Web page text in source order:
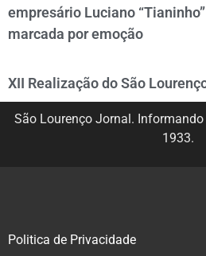
empresário Luciano
marcada por emoção
XII Realização do São
São Lourenço Jornal.
1933.
Politica de Privacidade